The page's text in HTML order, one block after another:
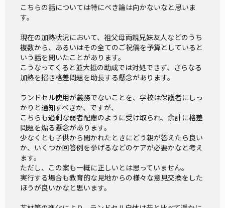
こちらの話については特にべき論は向かないなと思いま
す。
現在の加熱状況において、祖父母両親兄妹友人などのうち
複数から、あるいはその全てのご祝儀を予算としていると
いう話を聞いたことがあります。
こうなってくると並大抵の助成では対処できず、さらなる
加熱を招き格差問題を助長する懸念があります。
ランドセル使用が義務でないことを、学校は保護者にしっ
かりと通知すべきか、ですが、
こちらも過剰な弱者配慮のように受け取られ、余計に格差
問題を煽る懸念があります。
少なくとも子供から聞かれたときにどう親が答えたら良い
か、いくつか回答例を挙げるなどのケアが必要かなと考え
ます。
ただし、この案も一概に正しいとは思っていません。
実行する場合も教育的な見地からの様々な意見交換をした
ほうが良いかなと思います。